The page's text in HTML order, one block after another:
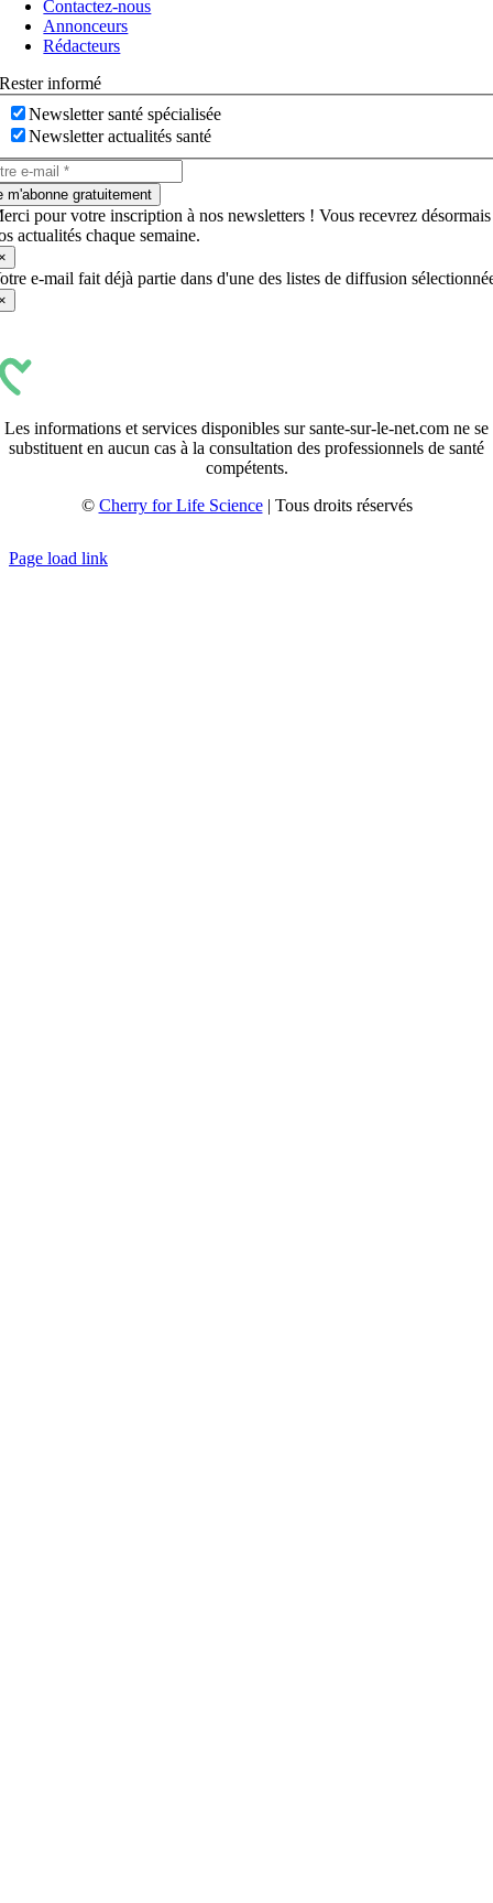
basculeContactez-nous
Annonceurs
Rédacteurs
Rester informé
Newsletter santé spécialisée
Newsletter actualités santé
m'abonne gratuitement
pour votre inscription à nos newsletters ! Vous recevrez désormais
actualités chaque semaine.
e-mail fait déjà partie dans d'une des listes de diffusion
Les informations et services disponibles sur sante-sur-le-net.com ne se
substituent en aucun cas à la consultation des professionnels de santé
compétents.
© Cherry for Life Science| Tous droits réservés
Page load link